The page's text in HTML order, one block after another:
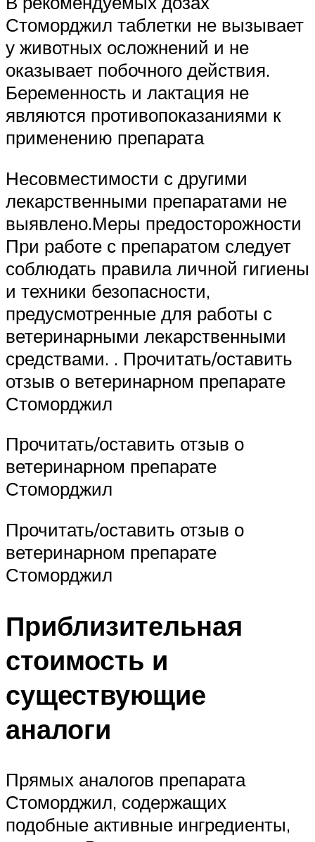
Стоморджил таблетки не вызывает
у животных осложнений и не
оказывает побочного действия.
Беременность и лактация не
являются противопоказаниями к
применению препарата
Несовместимости с другими
лекарственными препаратами не
выявлено.Меры предосторожности
При работе с препаратом следует
соблюдать правила личной гигиены
и техники безопасности,
предусмотренные для работы с
ветеринарными лекарственными
средствами. . Прочитать/оставить
отзыв о ветеринарном препарате
Стоморджил
Прочитать/оставить отзыв о
ветеринарном препарате
Стоморджил
Прочитать/оставить отзыв о
ветеринарном препарате
Стоморджил
Приблизительная
стоимость и
существующие
аналоги
Прямых аналогов препарата
Стоморджил, содержащих
подобные активные ингредиенты,